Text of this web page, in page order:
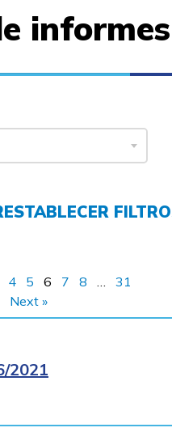
informes
4 5 6 7 8 …
31
Next »
2021